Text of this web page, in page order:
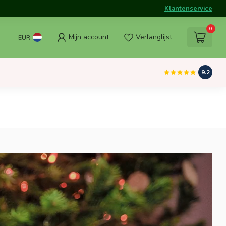
Klantenservice
EUR Mijn account Verlanglijst
0
9.2